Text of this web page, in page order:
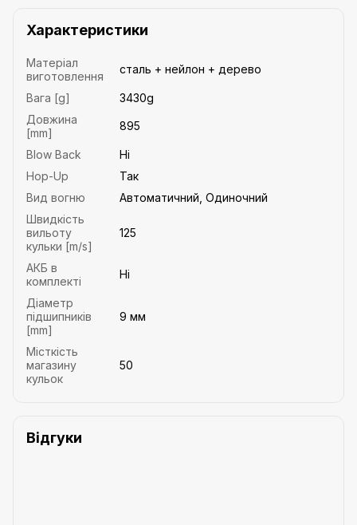
Характеристики
Матеріал
виготовлення
сталь + нейлон + дерево
Вага [g]
3430g
Довжина
[mm]
895
Blow Back
Ні
Hop-Up
Так
Вид вогню
Автоматичний, Одиночний
Швидкість
вильоту
кульки [m/s]
125
АКБ в
комплекті
Ні
Діаметр
підшипників
[mm]
9 мм
Місткість
магазину
кульок
50
Відгуки